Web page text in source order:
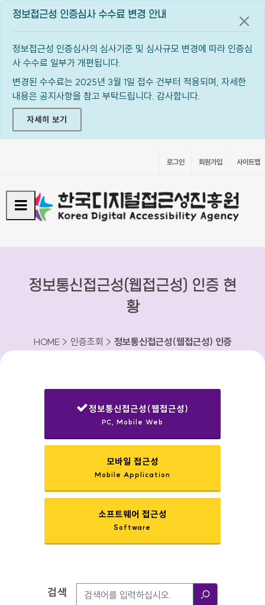
정보접근성 인증심사 수수료 변경 안내
정보접근성 인증심사의 심사기준 및 심사규모 변경에 따라 인증심
사 수수료 일부가 개편됩니다.
변경된 수수료는 2025년 3월 1일 접수 건부터 적용되며, 자세한
내용은 공지사항을 참고 부탁드립니다. 감사합니다.
자세히 보기
공지
로그인 회원가입 사이트맵
정보통신접근성(웹접근성) 인증 현
황
HOME > 인증조회 > 정보통신접근성(웹접근성) 인증
정보통신접근성(웹접근성)
PC, Mobile Web
모바일 접근성
Mobile Application
소프트웨어 접근성
Software
검색옵션
검색